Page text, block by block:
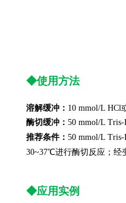
◆使用方法
溶解缓冲： 10 mmol/L HCl
酶切缓冲： 50 mmol/L
推荐条件： 50 mmol/L
30~37℃进行酶切反应；经
◆应用实例